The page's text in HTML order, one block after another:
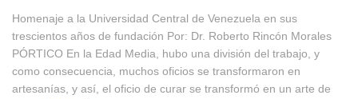
Homenaje a la Universidad Central de Venezuela en sus
trescientos años de fundación Por: Dr. Roberto Rincón Morales
PÓRTICO En la Edad Media, hubo una división del trabajo, y
como consecuencia, muchos oficios se transformaron en
artesanías, y así, el oficio de curar se transformó en un arte de